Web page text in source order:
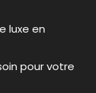
luxe en
pour votre